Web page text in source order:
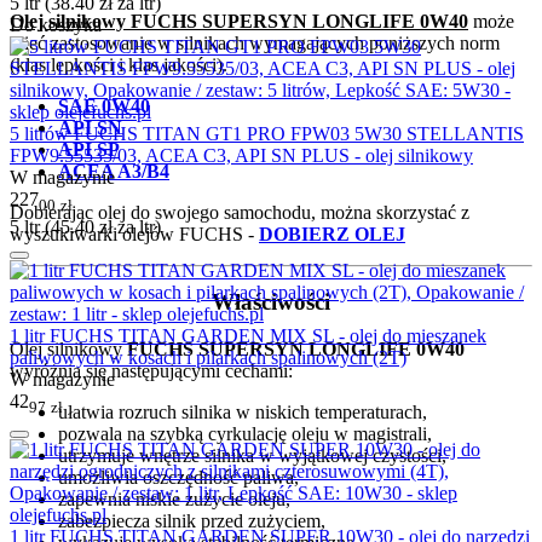
Olej silnikowy FUCHS SUPERSYN LONGLIFE 0W40 może
mieć zastosowanie w silnikach wymagających poniższych norm
(klas lepkości i klas jakości).
SAE 0W40
API SN
API SP
ACEA A3/B4
Dobierając olej do swojego samochodu, można skorzystać z
wyszukiwarki olejów FUCHS - DOBIERZ OLEJ
Właściwości
Olej silnikowyFUCHS SUPERSYN LONGLIFE 0W40
wyróżnia się następującymi cechami:
ułatwia rozruch silnika w niskich temperaturach,
pozwala na szybką cyrkulację oleju w magistrali,
utrzymuje wnętrze silnika w wyjątkowej czystości,
umożliwia oszczędność paliwa,
zapewnia niskie zużycie oleju,
zabezpiecza silnik przed zużyciem,
Do koszyka
5 litrów FUCHS TITAN GT1 PRO FPW03 5W30 STELLANTIS
FPW9.55535/03, ACEA C3, API SN PLUS - olej silnikowy
W magazynie
22700 zł
5 ltr (45.40złza ltr)
1 litr FUCHS TITAN GARDEN MIX SL - olej do mieszanek
paliwowych w kosach i pilarkach spalinowych (2T)
W magazynie
4297 zł
1 litr FUCHS TITAN GARDEN SUPER 10W30 - olej do narzędzi